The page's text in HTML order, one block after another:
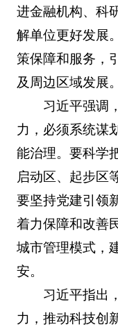
进金融机构、科
解单位更好发展
策保障和服务，
及周边区域发展。
习近平强调
力，必须系统谋
能治理。要科学
启动区、起步区
要坚持党建引领
着力保障和改善
城市管理模式，
安。
习近平指出
力，推动科技创